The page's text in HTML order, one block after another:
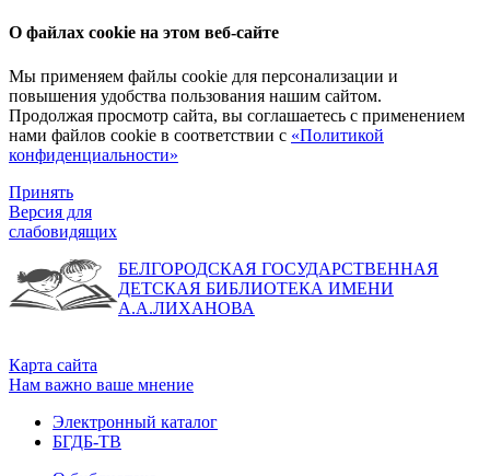
О файлах cookie на этом веб-сайте
Мы применяем файлы cookie для персонализации и
повышения удобства пользования нашим сайтом.
Продолжая просмотр сайта, вы соглашаетесь с применением
нами файлов cookie в соответствии с «Политикой
конфиденциальности»
Принять
Версия для
слабовидящих
БЕЛГОРОДСКАЯ ГОСУДАРСТВЕННАЯ
ДЕТСКАЯ БИБЛИОТЕКА ИМЕНИ
А.А.ЛИХАНОВА
Карта сайта
Нам важно ваше мнение
Электронный каталог
БГДБ-ТВ